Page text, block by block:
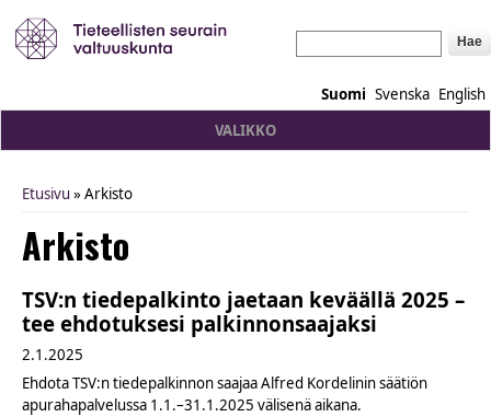
Suomi Svenska English
VALIKKO
Etusivu» Arkisto
Arkisto
TSV:n tiedepalkinto jaetaan keväällä 2025 –
tee ehdotuksesi palkinnonsaajaksi
2.1.2025
Ehdota TSV:n tiedepalkinnon saajaa Alfred Kordelinin säätiön
apurahapalvelussa 1.1.–31.1.2025 välisenä aikana.